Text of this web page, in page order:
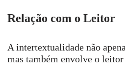
Relação com o Leitor
A intertextualidade não
mas também envolve o